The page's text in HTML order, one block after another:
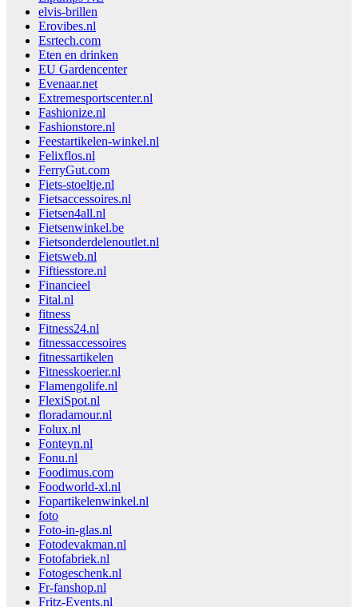
elvis-brillen
Erovibes.nl
Esrtech.com
Eten en drinken
EU Gardencenter
Evenaar.net
Extremesportscenter.nl
Fashionize.nl
Fashionstore.nl
Feestartikelen-winkel.nl
Felixflos.nl
FerryGut.com
Fiets-stoeltje.nl
Fietsaccessoires.nl
Fietsen4all.nl
Fietsenwinkel.be
Fietsonderdelenoutlet.nl
Fietsweb.nl
Fiftiesstore.nl
Financieel
Fital.nl
fitness
Fitness24.nl
fitnessaccessoires
fitnessartikelen
Fitnesskoerier.nl
Flamengolife.nl
FlexiSpot.nl
floradamour.nl
Folux.nl
Fonteyn.nl
Fonu.nl
Foodimus.com
Foodworld-xl.nl
Fopartikelenwinkel.nl
foto
Foto-in-glas.nl
Fotodevakman.nl
Fotofabriek.nl
Fotogeschenk.nl
Fr-fanshop.nl
Fritz-Events.nl